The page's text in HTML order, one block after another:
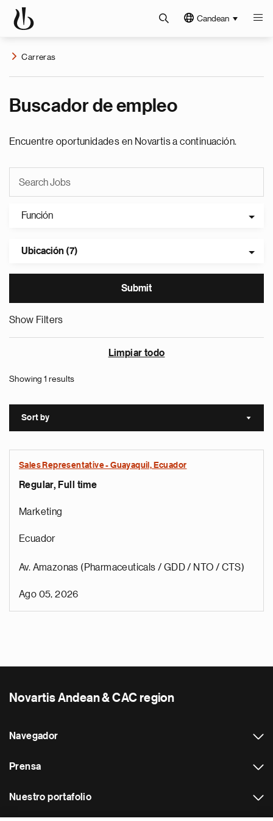
Candean
Carreras
Buscador de empleo
Encuentre oportunidades en Novartis a continuación.
Función
Ubicación (7)
Show Filters
Limpiar todo
Showing 1 results
Sort by Sort
Sales Representative - Guayaquil, Ecuador
Regular, Full time
Marketing
Ecuador
Av. Amazonas (Pharmaceuticals / GDD / NTO / CTS)
Ago 05, 2026
Novartis Andean & CAC region
Navegador
Prensa
Nuestro portafolio